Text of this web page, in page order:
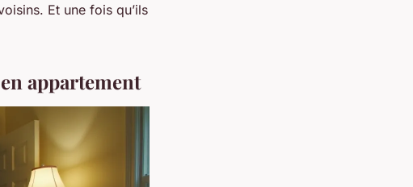
Et une fois qu’ils
appartement